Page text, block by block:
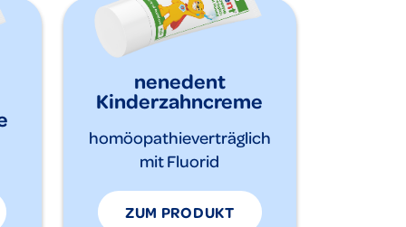
nenedent
Kinderzahncreme
homöopathieverträglich
mit Fluorid
ZUM PRODUKT